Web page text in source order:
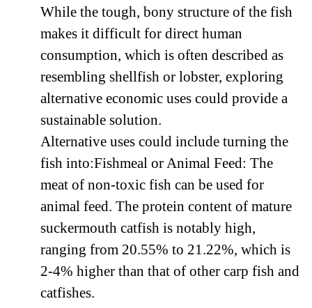
While the tough, bony structure of the fish
makes it difficult for direct human
consumption, which is often described as
resembling shellfish or lobster, exploring
alternative economic uses could provide a
sustainable solution.
Alternative uses could include turning the
fish into:Fishmeal or Animal Feed: The
meat of non-toxic fish can be used for
animal feed. The protein content of mature
suckermouth catfish is notably high,
ranging from 20.55% to 21.22%, which is
2-4% higher than that of other carp fish and
catfishes.